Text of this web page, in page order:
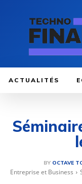
ACTUALITÉS
BY OCTAVE
Entreprise et Business